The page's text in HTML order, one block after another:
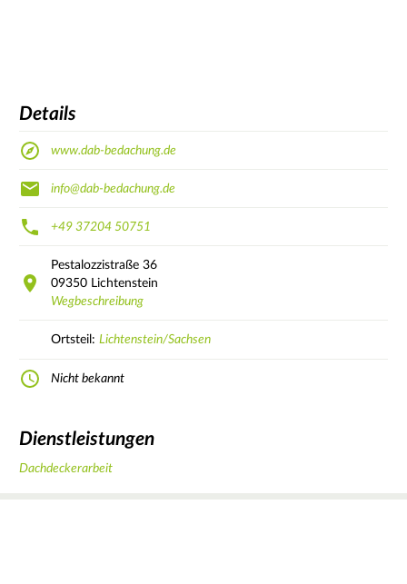
Details
www.dab-bedachung.de
info@dab-bedachung.de
+49 37204 50751
Pestalozzistraße 36
09350 Lichtenstein
Wegbeschreibung
Ortsteil: Lichtenstein/Sachsen
Nicht bekannt
Dienstleistungen
Dachdeckerarbeit